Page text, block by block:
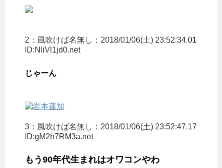
2： 風吹けば名無し ：2018/01/06(土) 23:52:34.01
ID:NIiVl1jd0.net
じゃーん
3： 風吹けば名無し ：2018/01/06(土) 23:52:47.17
ID:gM2h7RM3a.net
もう90年代生まれはオワコンやわ